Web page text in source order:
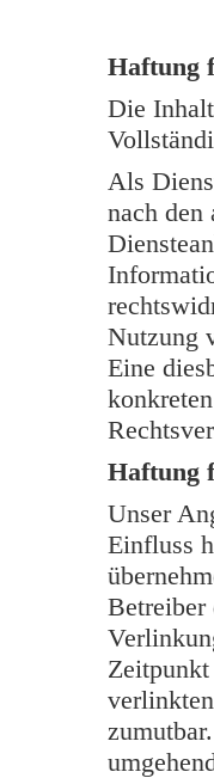
Haftung
Die
Als
nach
Nutzung
Eine
Haftung
Unser
Einfluss
Betreiber